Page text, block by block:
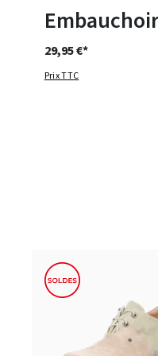
29,95 €*
Prix TTC